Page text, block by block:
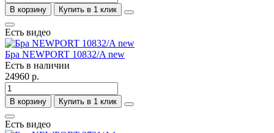
В корзину Купить в 1 клик
Есть видео
Бра NEWPORT 10832/A new
Есть в наличии
24960 р.
В корзину Купить в 1 клик
Есть видео